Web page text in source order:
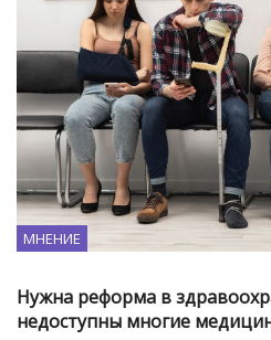
МНЕНИЕ
Нужна реформа в
недоступны многие